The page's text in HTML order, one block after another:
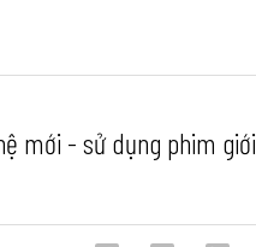
mới - sử dụng phim giới